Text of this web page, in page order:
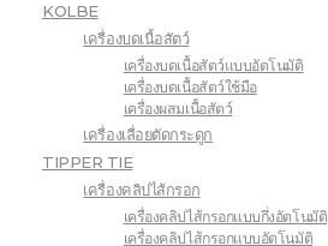
KOLBE
เครื่องบดเนื้อสัตว์
เครื่องบดเนื้อสัตว์แบบอัตโนมัติ
เครื่องบดเนื้อสัตว์ใช้มือ
เครื่องผสมเนื้อสัตว์
เครื่องเลื่อยตัดกระดูก
TIPPER TIE
เครื่องคลิปไส้กรอก
เครื่องคลิปไส้กรอกแบบกึ่งอัตโนมัติ
เครื่องคลิปไส้กรอกแบบอัตโนมัติ